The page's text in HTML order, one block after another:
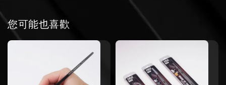
您可能也喜歡